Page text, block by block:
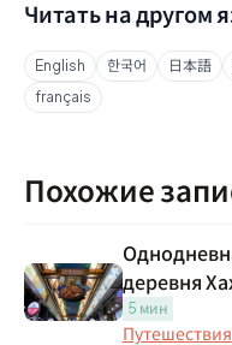
Читать на другом
English 한국어 日本語
français
Похожие
деревня
5 мин
Путешествия